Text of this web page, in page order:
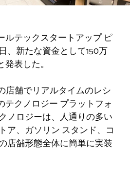
ルテックスタートアップ ピ
、新たな資金として150万
表した。
店舗でリアルタイムのレシ
テクノロジー プラットフォ
ノロジーは、人通りの多い
ア、ガソリン スタンド、コ
店舗形態全体に簡単に実装